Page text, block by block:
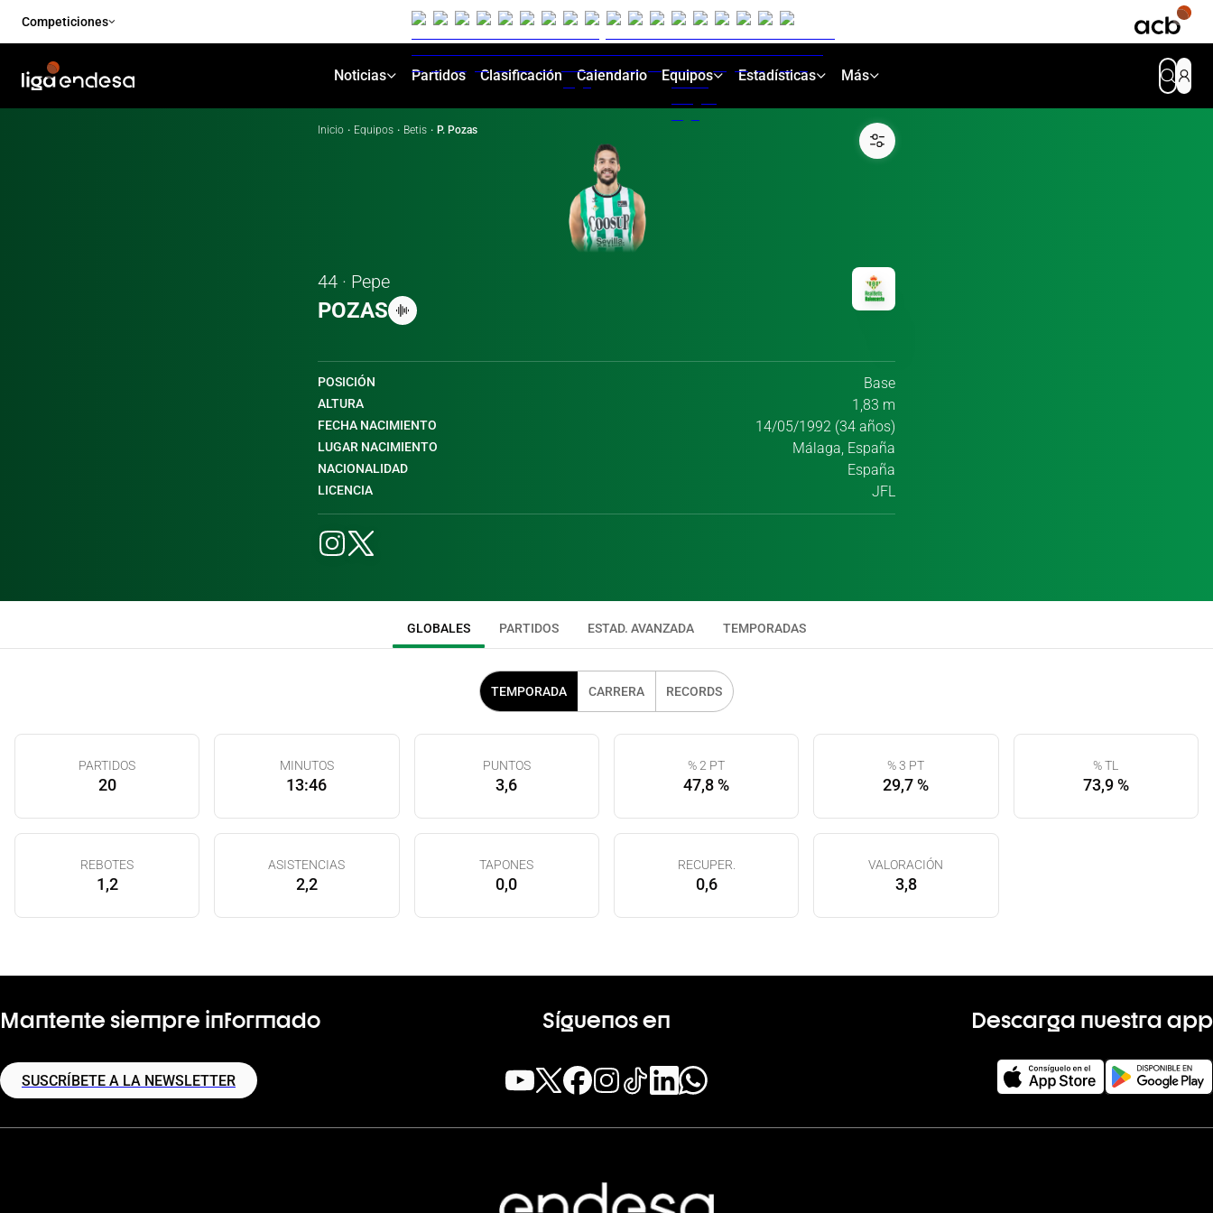
Competiciones
Noticias Partidos Clasificación Calendario Equipos Estadísticas Más
Inicio · Equipos · Betis · P. Pozas
44 · Pepe
POZAS
POSICIÓN Base
ALTURA 1,83 m
FECHA NACIMIENTO 14/05/1992 (34 años)
LUGAR NACIMIENTO Málaga, España
NACIONALIDAD España
LICENCIA JFL
GLOBALES PARTIDOS ESTAD. AVANZADA TEMPORADAS
TEMPORADA CARRERA RECORDS
PARTIDOS
20
MINUTOS
13:46
PUNTOS
3,6
% 2 PT
47,8 %
% 3 PT
29,7 %
% TL
73,9 %
REBOTES
1,2
ASISTENCIAS
2,2
TAPONES
0,0
RECUPER.
0,6
VALORACIÓN
3,8
Mantente siempre informado
SUSCRÍBETE A LA NEWSLETTER
Síguenos en Descarga nuestra app